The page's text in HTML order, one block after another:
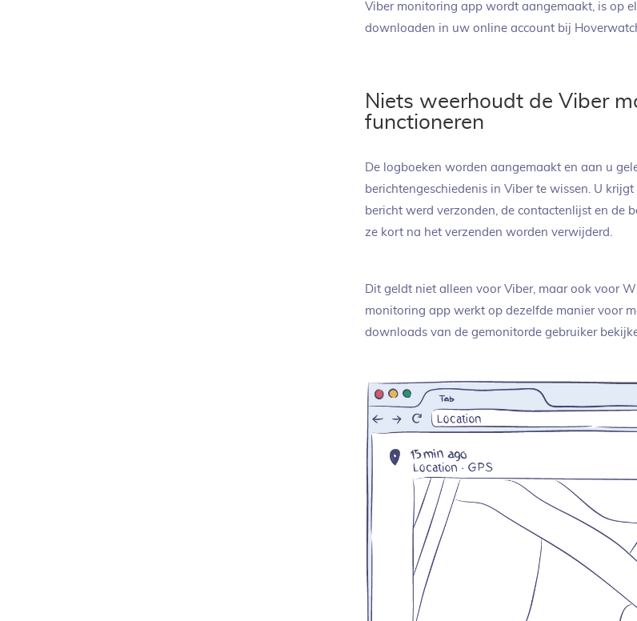
Viber monitoring app wordt aangemaakt, is op
downloaden in uw online account bij
Niets weerhoudt de Viber
functioneren
De logboeken worden aangemaakt en aan u
berichtengeschiedenis in Viber te wissen. U
bericht werd verzonden, de contactenlijst en de
ze kort na het verzenden worden verwijderd.
Dit geldt niet alleen voor Viber, maar ook voor
monitoring app werkt op dezelfde manier voor
downloads van de gemonitorde gebruiker